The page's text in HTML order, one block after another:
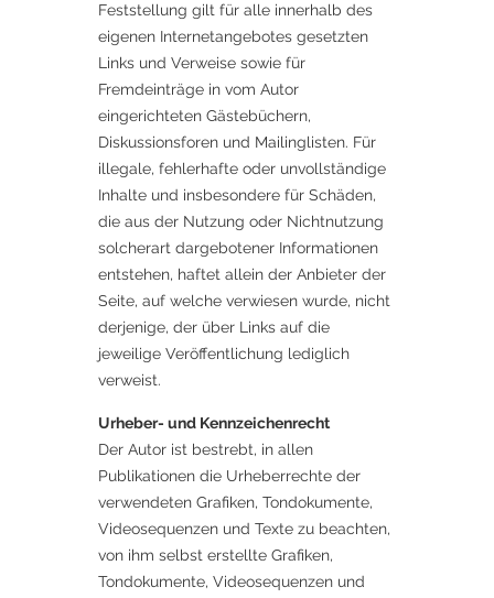
Feststellung gilt für alle innerhalb des
eigenen Internetangebotes gesetzten
Links und Verweise sowie für
Fremdeinträge in vom Autor
eingerichteten Gästebüchern,
Diskussionsforen und Mailinglisten. Für
illegale, fehlerhafte oder unvollständige
Inhalte und insbesondere für Schäden,
die aus der Nutzung oder Nichtnutzung
solcherart dargebotener Informationen
entstehen, haftet allein der Anbieter der
Seite, auf welche verwiesen wurde, nicht
derjenige, der über Links auf die
jeweilige Veröffentlichung lediglich
verweist.
Urheber- und Kennzeichenrecht
Der Autor ist bestrebt, in allen
Publikationen die Urheberrechte der
verwendeten Grafiken, Tondokumente,
Videosequenzen und Texte zu beachten,
von ihm selbst erstellte Grafiken,
Tondokumente, Videosequenzen und